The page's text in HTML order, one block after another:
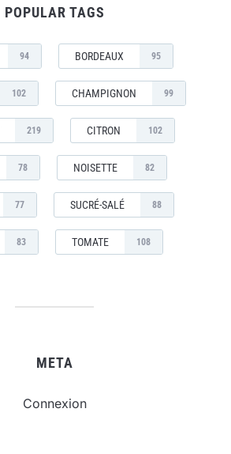
POPULAR TAGS
94 BORDEAUX 95
102 CHAMPIGNON 99
219 CITRON 102
78 NOISETTE 82
77 SUCRÉ-SALÉ 88
83 TOMATE 108
META
Connexion